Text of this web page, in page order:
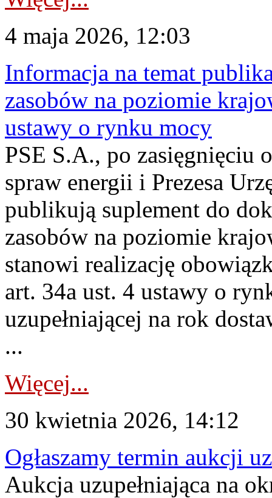
4 maja 2026, 12:03
Informacja na temat
zasobów na poziomie
ustawy o rynku mocy
PSE S.A., po zasięgnięciu
spraw energii i Prezesa
publikują suplement do
zasobów na poziomie
stanowi realizację
art. 34a ust. 4 ustawy o
uzupełniającej na rok
...
Więcej...
30 kwietnia 2026, 14:12
Ogłaszamy termin aukcji
Aukcja uzupełniająca na